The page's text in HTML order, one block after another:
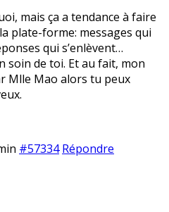
mais ça a tendance à faire
plate-forme: messages qui
qui s’enlèvent…
soin de toi. Et au fait, mon
Mlle Mao alors tu peux
#57334 Répondre